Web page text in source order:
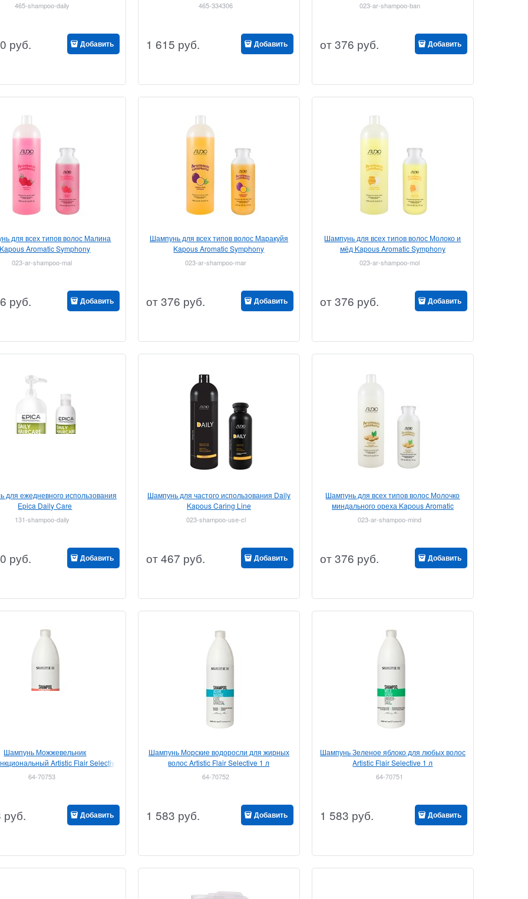
465-shampoo-daily
руб. Добавить
465-334306
1 615 руб. Добавить
023-ar-shampoo-ban
от376 руб. Добавить
для всех типов волос Малина
Kapous Aromatic Symphony
023-ar-shampoo-mal
руб. Добавить
Шампунь для всех типов волос Маракуйя
Kapous Aromatic Symphony
023-ar-shampoo-mar
от376 руб. Добавить
Шампунь для всех типов волос Молоко и
мёд Kapous Aromatic Symphony
023-ar-shampoo-mol
от376 руб. Добавить
для ежедневного использования
Epica Daily Care
131-shampoo-daily
руб. Добавить
Шампунь для частого использования Daily
Kapous Caring Line
023-shampoo-use-cl
от467 руб. Добавить
Шампунь для всех типов волос Молочко
миндального ореха Kapous Aromatic
Symphony
023-ar-shampoo-mind
от376 руб. Добавить
Шампунь Можжевельник
Artistic Flair Selective
1 л
64-70753
руб. Добавить
Шампунь Морские водоросли для жирных
волос Artistic Flair Selective 1 л
64-70752
1 583 руб. Добавить
Шампунь Зеленое яблоко для любых волос
Artistic Flair Selective 1 л
64-70751
1 583 руб. Добавить